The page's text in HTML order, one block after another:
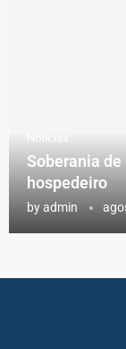
Notícias
Soberania
hospedeiro
byadmin